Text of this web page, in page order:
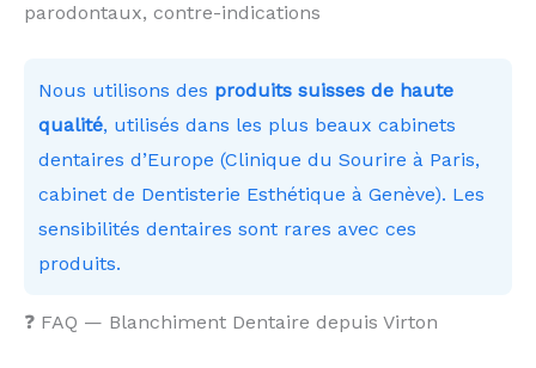
parodontaux, contre-indications
Nous utilisons des produits suisses de haute
qualité, utilisés dans les plus beaux cabinets
dentaires d’Europe (Clinique du Sourire à Paris,
cabinet de Dentisterie Esthétique à Genève). Les
sensibilités dentaires sont rares avec ces
produits.
❓ FAQ — Blanchiment Dentaire depuis Virton